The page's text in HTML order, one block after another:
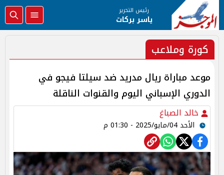
رئيس التحرير
ياسر بركات
كورة وملاعب
موعد مباراة ريال مدريد ضد سيلتا فيجو في
الدوري الإسباني اليوم والقنوات الناقلة
خالد الصباغ
الأحد 04/مايو/2025 - 01:30 م